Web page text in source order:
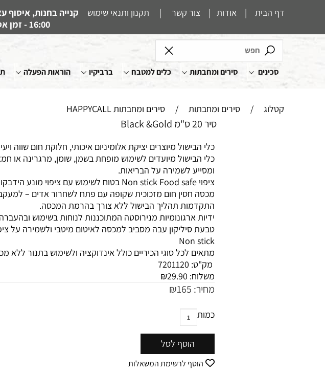
דף הבית | אודות | צור קשר | תקנון ותנאי שימוש
16:00 - זמן אספקה למוצרים - עד 7 ימי עסקים מיום קבלת ההזמנה
סכינים סירים ומחבתות כלים למטבח ברביקיו הוראות הפעלה
קטלוג / סירים ומחבתות / סירים ומחבתות HAPPYCALL
סיר 20 ס"מ Black &Gold
כלי הבישול מיוצרים יציקת אלומיניום איכותי, חלוקת חום שווה
כלי הבישול מיועדים לשימוש מופחת בשמן, שומן, מרגרינה או
ומסייע לשמירה על הבריאות.
ציפוי Non stick Food safe בטוח לשימוש עם ציפוי מונע הידבקות המזון.
מכסה חסין חום מזכוכית שקופה עם פתח לשחרור אדים –
התקדמות תהליך הבישול ללא צורך בהרמת המכסה.
ידיות ארגונומיות מנירוסטה המתוכננות לנוחות בשימוש
טבעת סיליקון עבה מסביב למכסה לאיטום מיטבי ולשמירה על
Non stick
מתאים לכל סוגי הכיריים כולל אינדוקציה ולשימוש בתנור ללא
מק"ט: 7201120
משלוח:
₪29.90
מחיר: ₪165
כמות
הוסף לסל
הוסף לרשימת המשאלות